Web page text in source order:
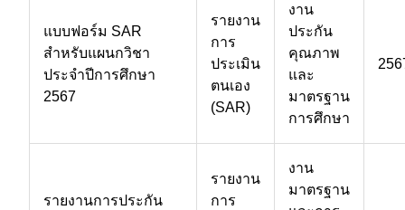
แบบฟอร์ม SAR
สำหรับแผนกวิชา
ประจำปีการศึกษา
2567
รายงาน
การ
ประเมิน
ตนเอง
(SAR)
งาน
ประกัน
คุณภาพ
และ
มาตรฐาน
การศึกษา
รายงานการประกัน
รายงาน
การ
งาน
มาตรฐาน